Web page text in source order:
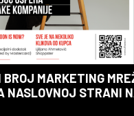
BROJ MARKETING
NASLOVNOJ STRANI